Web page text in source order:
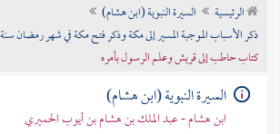
تراجم الأعلام
الرئيسية
السيرة النبوية (ابن هشام)
ذكر الأسباب الموجبة المسير إلى مكة وذكر فتح مكة في شهر رمضان
كتاب حاطب إلى قريش وعلم الرسول بأمره
السيرة النبوية (ابن هشام)
ابن هشام - عبد الملك بن هشام بن أيوب الحميري